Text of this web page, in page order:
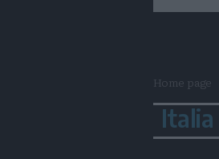
Home page
Italia